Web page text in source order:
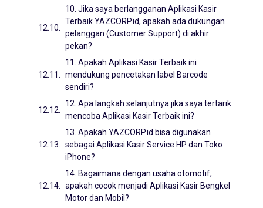
10. Jika saya berlangganan Aplikasi Kasir
Terbaik YAZCORP.id, apakah ada dukungan
pelanggan (Customer Support) di akhir
pekan?
11. Apakah Aplikasi Kasir Terbaik ini
mendukung pencetakan label Barcode
sendiri?
12. Apa langkah selanjutnya jika saya tertarik
mencoba Aplikasi Kasir Terbaik ini?
13. Apakah YAZCORP.id bisa digunakan
sebagai Aplikasi Kasir Service HP dan Toko
iPhone?
14. Bagaimana dengan usaha otomotif,
apakah cocok menjadi Aplikasi Kasir Bengkel
Motor dan Mobil?